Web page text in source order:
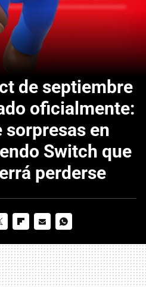
de septiembre
oficialmente:
en
Switch que
perderse
MAIL